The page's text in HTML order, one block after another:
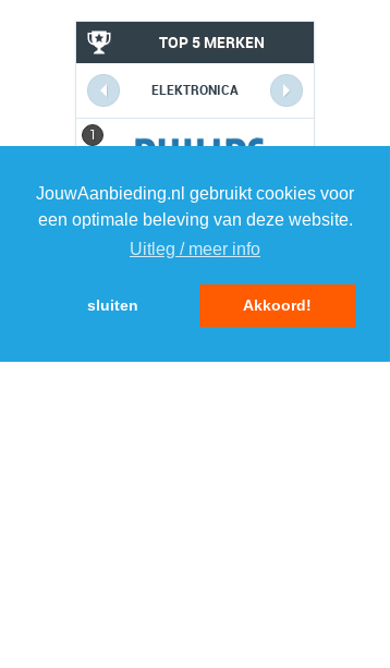
JouwAanbieding.nl gebruikt cookies voor
een optimale beleving van deze website.
Uitleg / meer info
sluiten Akkoord!
TOP 5 MERKEN
ELEKTRONICA
1
2 2